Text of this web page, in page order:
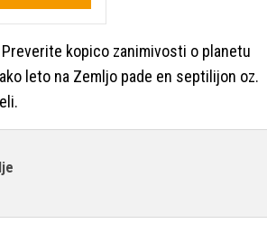
kopico zanimivosti o planetu
leto na Zemljo pade en septilijon oz.